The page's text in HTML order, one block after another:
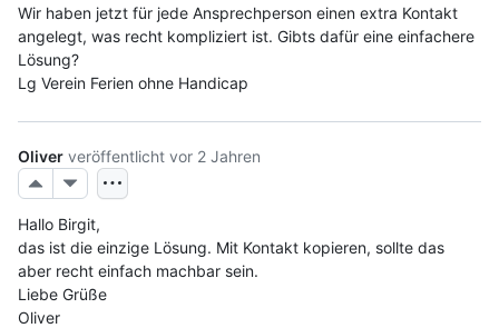
Wir haben jetzt für jede Ansprechperson einen extra Kontakt
angelegt, was recht kompliziert ist. Gibts dafür eine einfachere
Lösung?
Lg Verein Ferien ohne Handicap
Oliver veröffentlicht vor 2 Jahren
Hallo Birgit,
das ist die einzige Lösung. Mit Kontakt kopieren, sollte das
aber recht einfach machbar sein.
Liebe Grüße
Oliver